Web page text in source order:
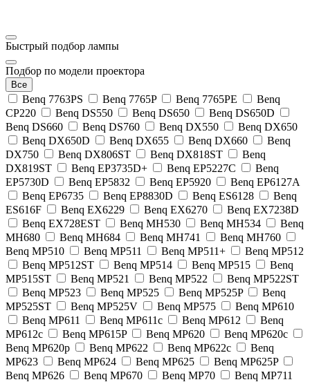
Быстрый подбор лампы
Подбор по модели проектора
Все
Benq 7763PS Benq 7765P Benq 7765PE
Benq
CP220
Benq DS550 Benq DS650
Benq DS650D
Benq DS660
Benq DS760 Benq DX550
Benq DX650
Benq DX650D
Benq DX655 Benq DX660
Benq
DX750
Benq DX806ST Benq DX818ST
Benq
DX819ST
Benq EP3735D+ Benq EP5227C
Benq
EP5730D
Benq EP5832 Benq EP5920
Benq EP6127A
Benq EP6735
Benq EP8830D Benq ES6128
Benq
ES616F
Benq EX6229 Benq EX6270
Benq EX7238D
Benq EX728EST
Benq MH530 Benq MH534
Benq
MH680
Benq MH684 Benq MH741
Benq MH760
Benq MP510
Benq MP511 Benq MP511+
Benq MP512
Benq MP512ST
Benq MP514 Benq MP515
Benq
MP515ST
Benq MP521 Benq MP522
Benq MP522ST
Benq MP523
Benq MP525 Benq MP525P
Benq
MP525ST
Benq MP525V Benq MP575
Benq MP610
Benq MP611
Benq MP611c Benq MP612
Benq
MP612c
Benq MP615P Benq MP620
Benq MP620c
Benq MP620p
Benq MP622 Benq MP622c
Benq
MP623
Benq MP624 Benq MP625
Benq MP625P
Benq MP626
Benq MP670 Benq MP70
Benq MP711